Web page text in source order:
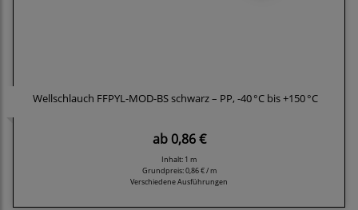
Wellschlauch FFPYL-MOD-BS schwarz – PP, -40 °C bis +150 °C
ab0,86 €
Inhalt: 1 m
Grundpreis:0,86 € / m
Verschiedene Ausführungen